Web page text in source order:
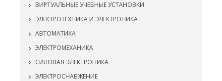
ВИРТУАЛЬНЫЕ УЧЕБНЫЕ УСТАНОВКИ
ЭЛЕКТРОТЕХНИКА И ЭЛЕКТРОНИКА
АВТОМАТИКА
ЭЛЕКТРОМЕХАНИКА
СИЛОВАЯ ЭЛЕКТРОНИКА
ЭЛЕКТРОСНАБЖЕНИЕ